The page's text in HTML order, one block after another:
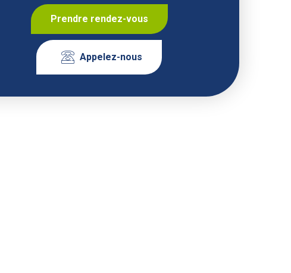
Prendre rendez-vous
Appelez-nous